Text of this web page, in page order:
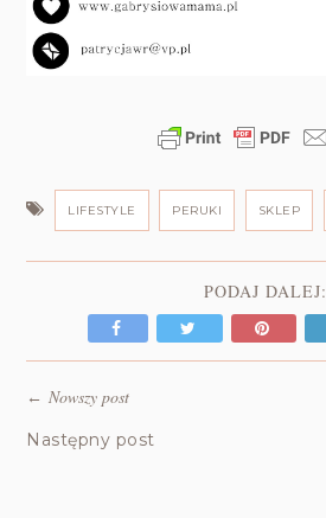
LIFESTYLE PERUKI SKLEP
PODAJ DALEJ:
←Nowszy post
Następny post